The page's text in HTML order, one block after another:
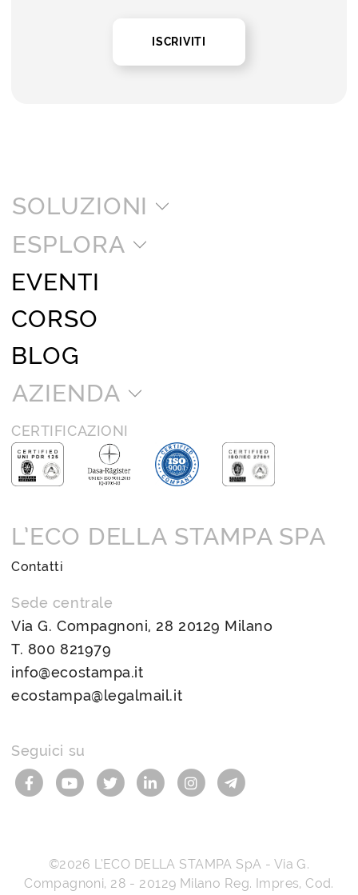
ISCRIVITI
SOLUZIONI
ESPLORA
EVENTI
CORSO
BLOG
AZIENDA
CERTIFICAZIONI
L’ECO DELLA STAMPA SPA
Contatti
Sede centrale
Via G. Compagnoni, 28 20129 Milano
T. 800 821979
info@ecostampa.it
ecostampa@legalmail.it
Seguici su
©2026 L’ECO DELLA STAMPA SpA - Via G.
Compagnoni, 28 - 20129 Milano Reg. Impres, Cod.